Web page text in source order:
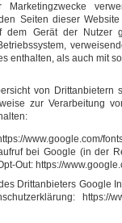
Seiten dieser
dem Gerät der Nutzer
enthalten, als auch mit
von
zur Verarbeitung
www.google.com/
bei Google (in der
Out: https://
Drittanbieters Google
https://